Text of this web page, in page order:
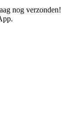
nog verzonden!